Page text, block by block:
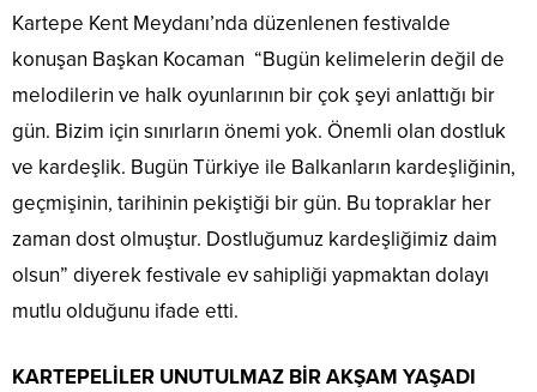
Kartepe Kent Meydanı’nda düzenlenen festivalde
konuşan Başkan Kocaman “Bugün kelimelerin değil de
melodilerin ve halk oyunlarının bir çok şeyi anlattığı bir
gün. Bizim için sınırların önemi yok. Önemli olan dostluk
ve kardeşlik. Bugün Türkiye ile Balkanların kardeşliğinin,
geçmişinin, tarihinin pekiştiği bir gün. Bu topraklar her
zaman dost olmuştur. Dostluğumuz kardeşliğimiz daim
olsun” diyerek festivale ev sahipliği yapmaktan dolayı
mutlu olduğunu ifade etti.
KARTEPELİLER UNUTULMAZ BİR AKŞAM YAŞADI